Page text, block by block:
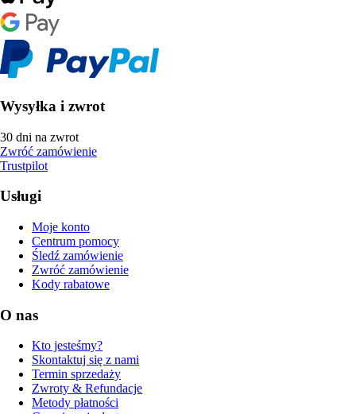
Wysyłka i zwrot
30 dni na zwrot
Zwróć zamówienie
Trustpilot
Usługi
Moje konto
Centrum pomocy
Śledź zamówienie
Zwróć zamówienie
Kody rabatowe
O nas
Kto jesteśmy?
Skontaktuj się z nami
Termin sprzedaży
Zwroty & Refundacje
Metody płatności